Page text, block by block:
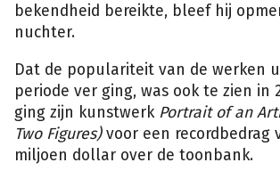
bekendheid bereikte, bleef hij
nuchter.
Dat de populariteit van de werken
periode ver ging, was ook te zien in
ging zijn kunstwerk Portrait of an
Two Figures)voor een recordbedrag
miljoen dollar over de toonbank.